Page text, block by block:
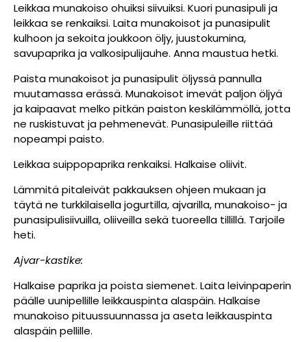
Leikkaa munakoiso ohuiksi siivuiksi. Kuori punasipuli ja
leikkaa se renkaiksi. Laitamunakoisot ja punasipulit
kulhoon ja sekoita joukkoon öljy, juustokumina,
savupaprika javalkosipulijauhe. Anna maustua hetki.
Paista munakoisot ja punasipulit öljyssä pannulla
muutamassa erässä. Munakoisot imevät paljon öljyä
ja kaipaavat melko pitkän paiston keskilämmöllä, jotta
ne ruskistuvat japehmenevät. Punasipuleille riittää
nopeampi paisto.
Leikkaa suippopaprika renkaiksi. Halkaise oliivit.
Lämmitä pitaleivät pakkauksen ohjeen mukaan ja
täytä ne turkkilaisella jogurtilla, ajvarilla,munakoiso- ja
punasipulisiivuilla, oliiveilla sekä tuoreella tillillä. Tarjoile
heti.
Ajvar-kastike:
Halkaise paprika ja poista siemenet. Laita leivinpaperin
päälle uunipellille leikkauspintaalaspäin. Halkaise
munakoiso pituussuunnassa ja aseta leikkauspinta
alaspäin pellille.